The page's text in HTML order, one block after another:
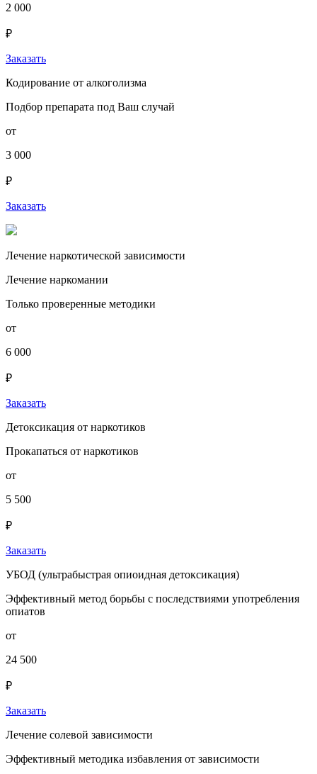
2 000
₽
Заказать
Кодирование от алкоголизма
Подбор препарата под Ваш случай
от
3 000
₽
Заказать
Лечение наркотической зависимости
Лечение наркомании
Только проверенные методики
от
6 000
₽
Заказать
Детоксикация от наркотиков
Прокапаться от наркотиков
от
5 500
₽
Заказать
УБОД (ультрабыстрая опиоидная детоксикация)
Эффективный метод борьбы с последствиями употребления
опиатов
от
24 500
₽
Заказать
Лечение солевой зависимости
Эффективный методика избавления от зависимости